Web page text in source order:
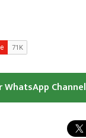
WhatsApp Channel